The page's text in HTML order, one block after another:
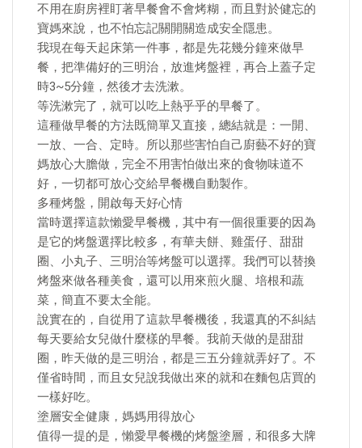
不用在廚房裡盯著早餐會不會烤糊，而且對於健忘的
寶媽來說，也不怕忘記關開關造成安全隱患。
我現在每天起床第一件事，都是先花幾分鐘來做早
餐，把準備好的三明治，放進烤盤裡，再合上蓋子定
時3~5分鐘，然後才去洗漱。
等洗漱完了，就可以吃上熱乎乎的早餐了。
這種做早餐的方法既簡單又直接，總結就是：一開、
一放、一合、定時。所以那些害怕自己廚藝不好的寶
媽放心大膽做，完全不用害怕做出來的食物味道不
好，一切都可放心交給早餐機自動製作。
多種烤盤，開啟每天好心情
當時選擇這款懶愛早餐機，其中有一個很重要的因為
是它的烤盤選擇比較多，有華夫餅、雞蛋仔、甜甜
圈、小丸子、三明治等烤盤可以選擇。我們可以替換
烤盤來做各種美食，還可以用來煎火腿、培根和蔬
菜，簡直不要太全能。
說實在的，自從用了這款早餐機後，我還真的不糾結
每天要給女兒做什麼樣的早餐。我前天做的是甜甜
圈，昨天做的是三明治，都是三五分鐘就弄好了。不
僅省時間，而且女兒說我做出來的就和在麵包店買的
一樣好吃。
塗層安全健康，媽媽用得放心
值得一提的是，懶愛早餐機的烤盤塗層，和很多大牌